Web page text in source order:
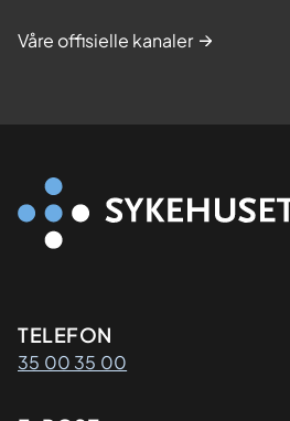
Våre offisielle kanaler
Kontaktinformasjon
TELEFON
35 00 35 00